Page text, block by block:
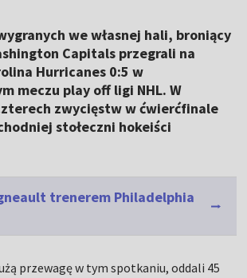
we własnej hali, broniący
Capitals przegrali na
Hurricanes 0:5 w
meczu play off ligi NHL. W
zwycięstw w ćwierćfinale
stołeczni hokeiści
trenerem Philadelphia
przewagę w tym spotkaniu, oddali 45